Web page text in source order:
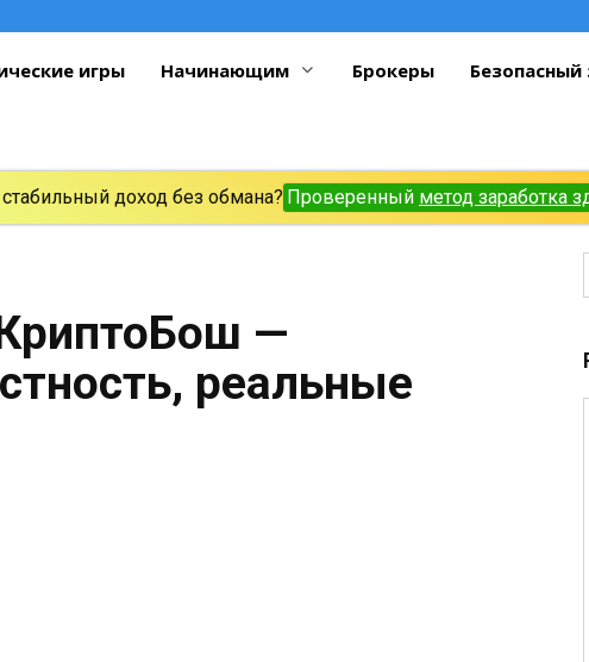
игры Начинающим Брокеры Безопасный
доход без обмана? Проверенный метод заработка
—
реальные